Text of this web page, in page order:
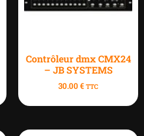
Contrôleur dmx CMX24
– JB SYSTEMS
30.00€ TTC